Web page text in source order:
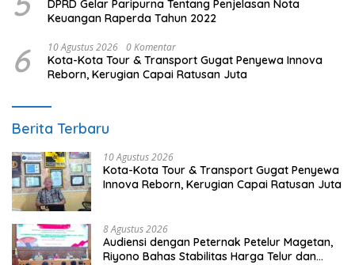
DPRD Gelar Paripurna Tentang Penjelasan Nota
Keuangan Raperda Tahun 2022
6 10 Agustus 2026 0 Komentar
Kota-Kota Tour & Transport Gugat Penyewa Innova
Reborn, Kerugian Capai Ratusan Juta
Berita Terbaru
10 Agustus 2026
Kota-Kota Tour & Transport Gugat Penyewa
Innova Reborn, Kerugian Capai Ratusan Juta
8 Agustus 2026
Audiensi dengan Peternak Petelur Magetan,
Riyono Bahas Stabilitas Harga Telur dan